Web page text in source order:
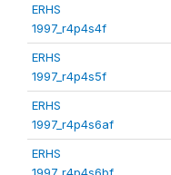
ERHS
1997_r4p4s4f
ERHS
1997_r4p4s5f
ERHS
1997_r4p4s6af
ERHS
1997_r4p4s6bf